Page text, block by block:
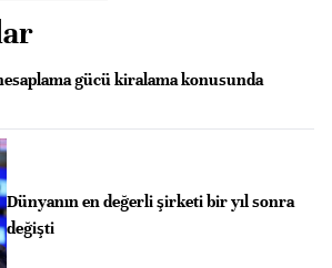
gücü kiralama konusunda
Dünyanın en değerli şirketi bir yıl sonra
değişti